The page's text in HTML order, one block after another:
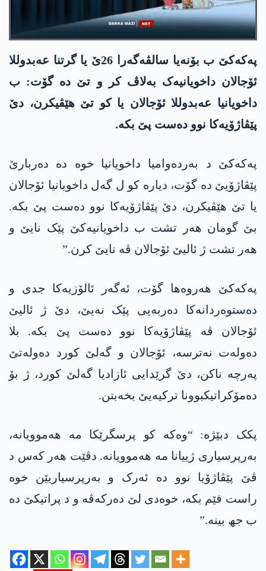
پەکەکێ ب بۆنەیا سالڤەگەرا 26ێ یا گرتنا عەبدوللا
ئۆجالان داخویانیەک بەلاڤ کر و تێ دە گۆت: ب
داخویانیا عەبدوللا ئۆجالان یا کو تێ ھێڤیکرن، دێ
پێڤاژۆیەکا نوو دەست پێ بکە.
پەکەکێ د بەردەوامیا داخویانیا خوە دە دەربارێ
پێڤاژۆیێ دە گۆت، دیارە کو ل گەل داخویانیا ئۆجالان
یا تێ ھێڤیکرن، دێ پێڤاژۆیەکا نوو دەست پێ بکە.
بێ گومان ھەر تشت ب داخویانیەکێ پێک نایێ و
ھەر تشت ژ ئالیێ ئۆجالان ڤە نایێ کرن.”
پەکەکێ ھەروەھا گۆت، ئەگەر ئالۆزیەکا جدی و
دەستوەردانەکا دەربەیی پێک نەیێ، دێ ژ ئالیێ
ئۆجالان ڤە پێڤاژۆیەکا نوو دەست پێ بکە. بلا
دەولەت نەترسە، ئۆجالان و گەلێ کورد دەولەتێ
پەرچە ناکن، دێ گرێدایی ئازادیا گەلێ کورد، ژ بۆ
دەمۆکراتیکبوونا ترکیەیێ بخەبتن.
پکک دبێژە: “وەکە کو پرسگرێکا مە ھەموویانە،
بەرپرسیاری ژییانا مە ھەموویانە. دڤێت ھەر کەس د
ڤێ پێڤاژۆیا نوو دە ئەرک و بەرپرسیاریێن خوە
راست فێم بکە، خوەدی لێ دەرکەڤە و د پراتیکێ دە
ب جھ بینە.”